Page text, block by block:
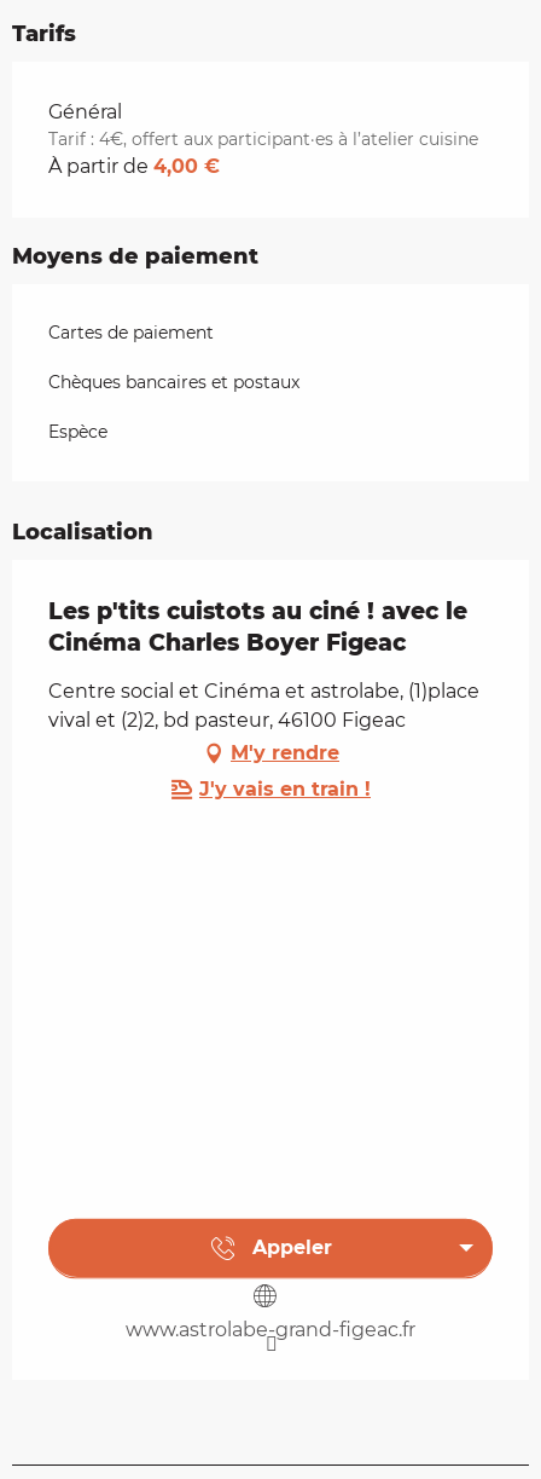
Tarifs
Tarifs 2026
Général
Tarif : 4€, offert aux participant·es à l’atelier cuisine
À partir de 4,00 €
Moyens de paiement
Cartes de paiement
Chèques bancaires et postaux
Espèce
Localisation
Les p'tits cuistots au ciné ! avec le
Cinéma Charles Boyer Figeac
Centre social et Cinéma et astrolabe, (1)place
vival et (2)2, bd pasteur, 46100 Figeac
M'y rendre
J'y vais en train !
Appeler
www.astrolabe-grand-figeac.fr